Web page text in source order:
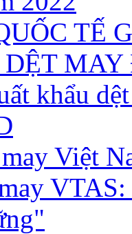
TẾ
khẩu
Việt